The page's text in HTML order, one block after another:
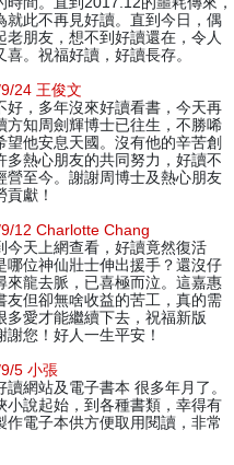
就此不再見好讀。直到今日，偶
老朋友，想不到好讀還在，令人
喜。祝福好讀，好讀長存。
24 王俊文
好，多年沒來好讀看書，今天再
方知周劍輝博士已往生，不勝唏
望他安息天國。沒有他的辛苦創
多熱心朋友的共同努力，好讀不
營至今。謝謝周博士及熱心朋友
貢獻！
12 Charlotte Chang
今天上網查看，好讀竟然復活
哪位神仙壯士伸出援手？還沒仔
來龍去脈，已喜極而泣。這嘉惠
友但卻無啥收益的苦工，真的需
多愛才能繼續下去，祝福新版
謝您！好人一生平安！
5 小張
讀網站及電子書本 很多年月了。
小說起始，到各種書類，幸得有
作電子本供方便取用閱讀，非常